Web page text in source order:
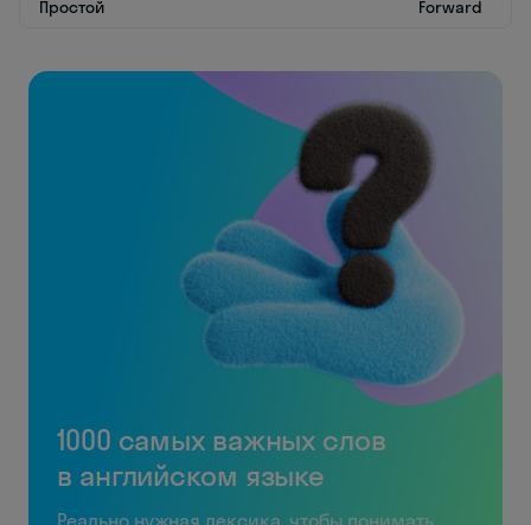
Простой
Forward
1000 самых важных слов
в английском языке
Реально нужная лексика, чтобы понимать